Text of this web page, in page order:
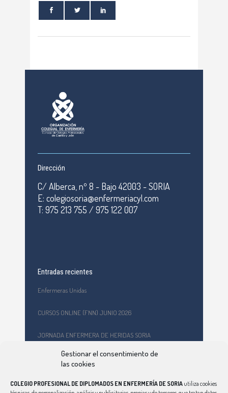
Gestionar el consentimiento de
las cookies
COLEGIO PROFESIONAL DE DIPLOMADOS EN ENFERMERÍA DE SORIA utiliza cookies
Dirección
C/ Alberca, nº 8 - Bajo 42003 - SORIA
E: colegiosoria@enfermeriacyl.com
T: 975 213 755 / 975 122 007
Entradas recientes
Enfermeras Unidas
CURSOS ONLINE (FNN) JUNIO 2026
JORNADA ENFERMERA DE HERIDAS SORIA
Formación en primeros auxilios y prevención de riesgos
laborales en el CEPA Celtiberia
Curso Ciberindex junio 2026 – AT7 – Cuidados a mujeres